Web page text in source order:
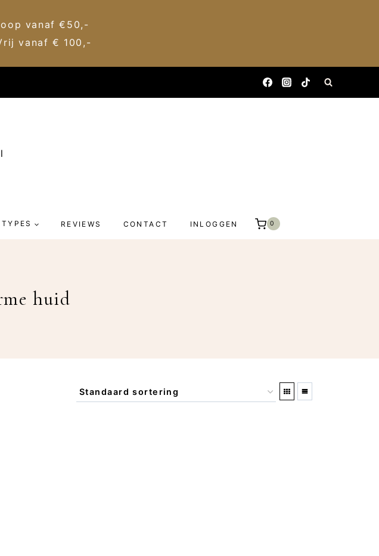
vanaf €50,-
vanaf € 100,-
REVIEWS CONTACT INLOGGEN 0
huid